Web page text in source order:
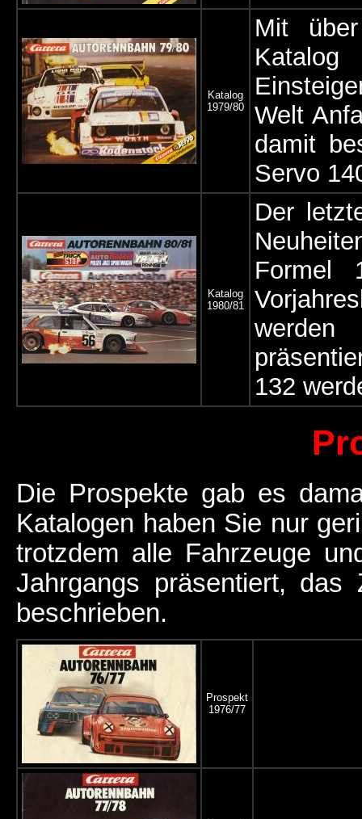
Katalog
1979/80
Mit
Welt
damit
Servo
Katalog
1980/81
Der
werden
132
Die Prospekte gab es
Katalogen haben Sie nur
trotzdem alle Fahrzeuge
Jahrgangs präsentiert,
beschrieben.
Prospekt
1976/77